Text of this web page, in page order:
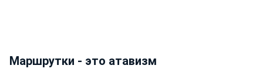
Маршрутки - это атавизм